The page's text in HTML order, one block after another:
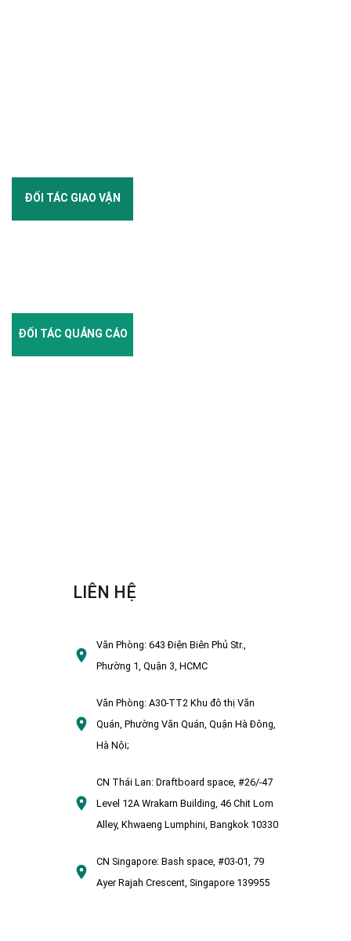
ĐỐI TÁC GIAO VẬN
ĐỐI TÁC QUẢNG CÁO
LIÊN HỆ
Văn Phòng:643 Điện Biên Phủ Str.,
Phường 1, Quận 3, HCMC
Văn Phòng:A30-TT2 Khu đô thị Văn
Quán, Phường Văn Quán, Quận Hà Đông,
Hà Nội;
CN Thái Lan: Draftboard space, #26/-47
Level 12A Wrakarn Building, 46 Chit Lom
Alley, Khwaeng Lumphini, Bangkok 10330
CN Singapore: Bash space, #03-01, 79
Ayer Rajah Crescent, Singapore 139955